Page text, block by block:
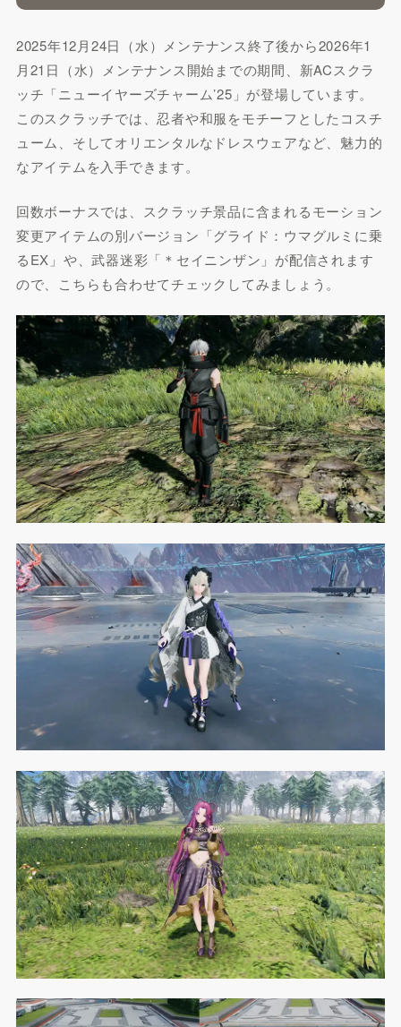
2025年12月24日（水）メンテナンス終了後から2026年1
月21日（水）メンテナンス開始までの期間、新ACスクラ
ッチ「ニューイヤーズチャーム’25」が登場しています。
このスクラッチでは、忍者や和服をモチーフとしたコスチ
ューム、そしてオリエンタルなドレスウェアなど、魅力的
なアイテムを入手できます。
回数ボーナスでは、スクラッチ景品に含まれるモーション
変更アイテムの別バージョン「グライド：ウマグルミに乗
るEX」や、武器迷彩「＊セイニンザン」が配信されます
ので、こちらも合わせてチェックしてみましょう。